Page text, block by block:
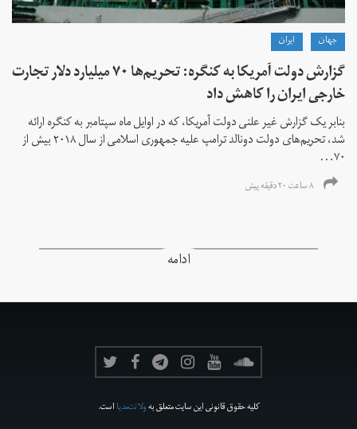
جهان ايران
گزارش دولت آمریکا به کنگره: تحریم‌ها ۷۰ میلیارد دلار تجارت
خارجی ایران را کاهش داد
بنابر یک گزارش غیر علنی دولت آمریکا، که در اوایل ماه سپتامبر به کنگره ارائه
شد، تحریم‌های دولت دونالد ترامپ علیه جمهوری اسلامی از سال ۲۰۱۸ بیش از
۷۰...
۸ ساعت ۲۰ دقیقه پیش
ادامه
کلیه حقوق قانونی این سایت متعلق بهولانت‌مدیااست.